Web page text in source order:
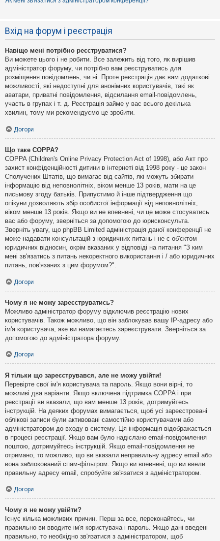
Вхід на форум і реєстрація
Навіщо мені потрібно реєструватися?
Ви можете цього і не робити. Все залежить від того, як вирішив
адміністратор форуму, чи потрібно вам реєструватись для
розміщення повідомлень, чи ні. Проте реєстрація дає вам додаткові
можливості, які недоступні для анонімних користувачів, такі як
аватари, приватні повідомлення, відсилання email-повідомлень,
участь в групах і т. д. Реєстрація займе у вас всього декілька
хвилин, тому ми рекомендуємо це зробити.
Догори
Що таке COPPA?
COPPA (Children's Online Privacy Protection Act of 1998), або Акт про
захист конфіденційності дитини в інтернеті від 1998 року - це закон
Сполучених Штатів, що вимагає від сайтів, які можуть збирати
інформацію від неповнолітніх, віком менше 13 років, мати на це
письмову згоду батьків. Припустимо й інше підтвердження що
опікуни дозволяють збір особистої інформації від неповнолітніх,
віком менше 13 років. Якщо ви не впевнені, чи це може стосуватись
вас або форуму, зверніться за допомогою до юрисконсульта.
Зверніть увагу, що phpBB Limited адміністрація даної конференції не
може надавати консультацій з юридичних питань і не є об'єктом
юридичних відносин, окрім вказаних у відповіді на питання "З ким
мені зв'язатись з питань некоректного використання і / або юридичних
питань, пов'язаних з цим форумом?".
Догори
Чому я не можу зареєструватись?
Можливо адміністратор форуму відключив реєстрацію нових
користувачів. Також можливо, що він заблокував вашу IP-адресу або
ім'я користувача, яке ви намагаєтесь зареєструвати. Зверніться за
допомогою до адміністратора форуму.
Догори
Я тільки що зареєструвався, але не можу увійти!
Перевірте свої ім'я користувача та пароль. Якщо вони вірні, то
можливі два варіанти. Якщо включена підтримка COPPA і при
реєстрації ви вказали, що вам менше 13 років, дотримуйтесь
інструкцій. На деяких форумах вимагається, щоб усі зареєстровані
облікові записи були активовані самостійно користувачами або
адміністратором до входу в систему. Ця інформація відображається
в процесі реєстрації. Якщо вам було надіслано email-повідомлення
поштою, дотримуйтесь інструкцій. Якщо email-повідомлення не
отримано, то можливо, що ви вказали неправильну адресу email або
вона заблокований спам-фільтром. Якщо ви впевнені, що ви ввели
правильну адресу email, спробуйте зв'язатися з адміністратором.
Догори
Чому я не можу увійти?
Існує кілька можливих причин. Перш за все, переконайтесь, чи
правильно ви вводите ім'я користувача і пароль. Якщо дані введені
правильно, то необхідно зв'язатися з адміністратором, щоб